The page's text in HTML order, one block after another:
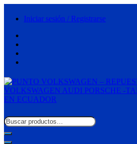
Iniciar sesión / Registrarse